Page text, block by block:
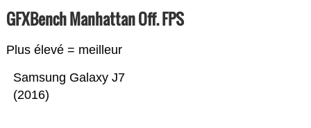
GFXBench Manhattan Off. FPS
Plus élevé = meilleur
Samsung Galaxy J7
(2016)